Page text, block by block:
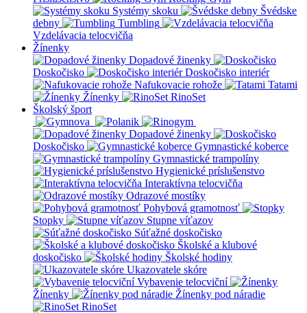
Systémy skoku
Švédske
debny
Tumbling
Vzdelávacia telocvičňa
Žínenky
Dopadové žinenky
Doskočisko
Doskočisko interiér
Nafukovacie rohože
Tatami
Žínenky
RinoSet
Školský šport
Dopadové žinenky
Doskočisko
Gymnastické koberce
Gymnastické trampolíny
Hygienické príslušenstvo
Interaktívna telocvičňa
Odrazové mostíky
Pohybová gramotnosť
Stopky
Stupne víťazov
Súťažné doskočisko
Školské a klubové
doskočisko
Školské hodiny
Ukazovatele skóre
Vybavenie telocviční
Žínenky
Žínenky pod náradie
RinoSet